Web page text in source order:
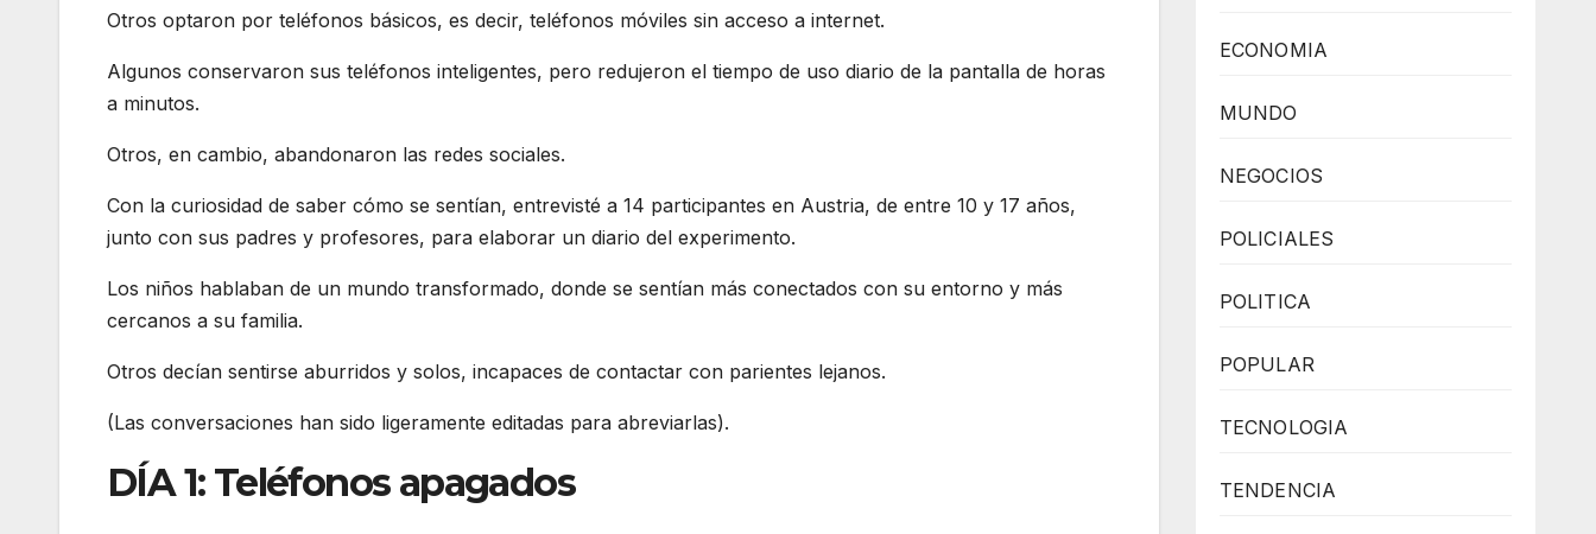
Otros optaron por teléfonos básicos, es decir, teléfonos móviles sin acceso a internet.
Algunos conservaron sus teléfonos inteligentes, pero redujeron el tiempo de uso diario de la pantalla de horas
a minutos.
Otros, en cambio, abandonaron las redes sociales.
Con la curiosidad de saber cómo se sentían, entrevisté a 14 participantes en Austria, de entre 10 y 17 años,
junto con sus padres y profesores, para elaborar un diario del experimento.
Los niños hablaban de un mundo transformado, donde se sentían más conectados con su entorno y más
cercanos a su familia.
Otros decían sentirse aburridos y solos, incapaces de contactar con parientes lejanos.
(Las conversaciones han sido ligeramente editadas para abreviarlas).
DÍA 1: Teléfonos apagados
ECONOMIA
MUNDO
NEGOCIOS
POLICIALES
POLITICA
POPULAR
TECNOLOGIA
TENDENCIA